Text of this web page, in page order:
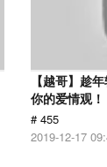
【越哥】趁
你的爱情观！
# 455
2019-12-17